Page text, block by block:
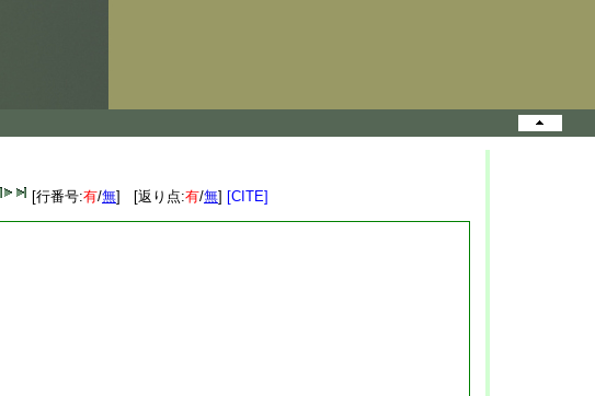
[行番号:有/無] [返り点:有/無] [CITE]